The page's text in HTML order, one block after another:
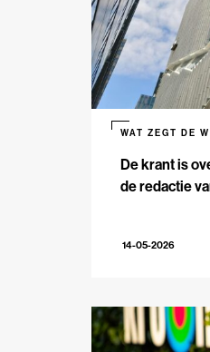
De krant is
de redactie
WAT ZEGT DE
14-05-2026